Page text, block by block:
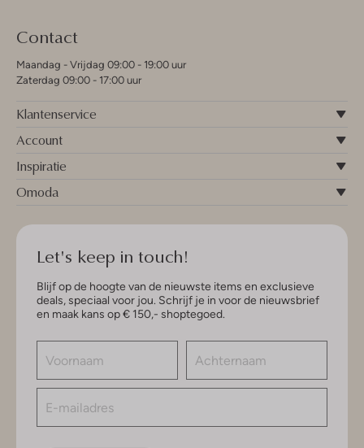
Contact
Maandag - Vrijdag 09:00 - 19:00 uur
Zaterdag 09:00 - 17:00 uur
Klantenservice
Account
Inspiratie
Omoda
Let's keep in touch!
Blijf op de hoogte van de nieuwste items en exclusieve
deals, speciaal voor jou. Schrijf je in voor de nieuwsbrief
en maak kans op € 150,- shoptegoed.